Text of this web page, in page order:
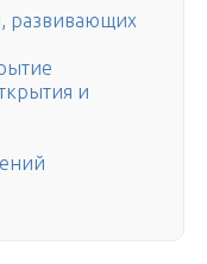
развивающих
и